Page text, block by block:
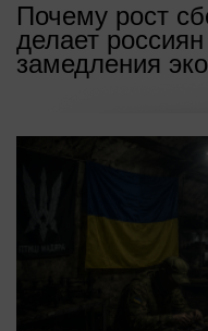
Почему рост
делает
замедления